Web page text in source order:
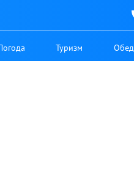
Туризм Обед